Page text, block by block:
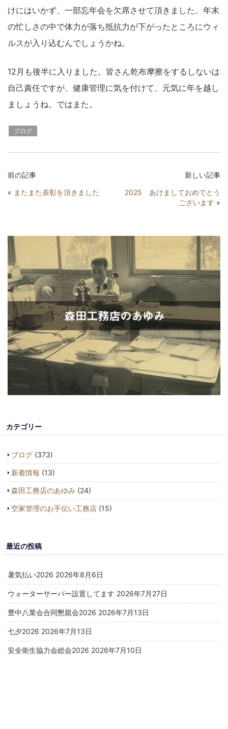
けにはいかず、一部忘年会を欠席させて頂きました。年末
の忙しさの中で体力が落ち抵抗力が下がったところにウィ
ルスが入り込むんでしょうかね。
12月も後半に入りました。皆さん乾布摩擦をするしないは
自己責任ですが、健康管理に気を付けて、元気に年を越し
ましょうね。ではまた。
ブログ
前の記事
« またまた表彰を頂きました
新しい記事
2025 あけましておめでとう
ございます »
カテゴリー
ブログ (373)
新着情報 (13)
森田工務店のあゆみ (24)
空家管理のお手伝い工務店 (15)
最近の投稿
暑気払い2026 2026年8月6日
ウォーターサーバー設置してます 2026年7月27日
豊中八業会合同懇親会2026 2026年7月13日
七夕2026 2026年7月13日
安全衛生協力会総会2026 2026年7月10日